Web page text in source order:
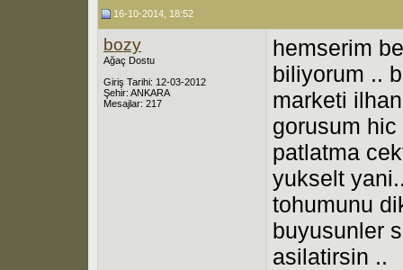
16-10-2014, 18:52
bozy
Ağaç Dostu
Giriş Tarihi: 12-03-2012
Şehir: ANKARA
Mesajlar: 217
hemserim
biliyorum ..
marketi
gorusum
patlatma
yukselt
tohumunu
buyusunler
asilatirsin ..